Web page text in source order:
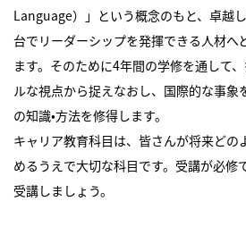
Language）」という概念のもと、卓越
台でリーダーシップを発揮できる人材へ
ます。そのために4年間の学修を通して
ルな視点から捉えなおし、国際的な事象
の知識•方法を修得します。
キャリア教育科目は、皆さんが将来どの
めるうえで大切な科目です。受講が必修
受講しましょう。